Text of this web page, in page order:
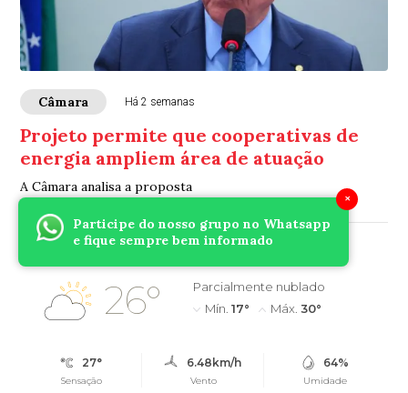
×
Participe do nosso grupo no Whatsapp
e fique sempre bem informado
Câmara Há 2 semanas
Projeto permite que cooperativas de
energia ampliem área de atuação
A Câmara analisa a proposta
26°
Parcialmente nublado
Mín. 17° Máx. 30°
27°
Sensação
6.48km/h
Vento
64%
Umidade